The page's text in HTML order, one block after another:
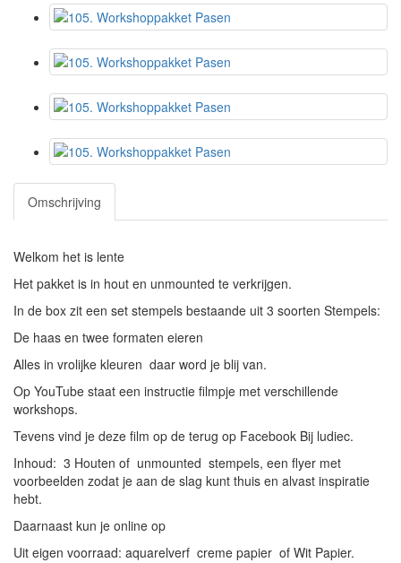
Omschrijving
Welkom het is lente
Het pakket is in hout en unmounted te verkrijgen.
In de box zit een set stempels bestaande uit 3 soorten Stempels:
De haas en twee formaten eieren
Alles in vrolijke kleuren daar word je blij van.
Op YouTube staat een instructie filmpje met verschillende
workshops.
Tevens vind je deze film op de terug op Facebook Bij ludiec.
Inhoud: 3 Houten of unmounted stempels, een flyer met
voorbeelden zodat je aan de slag kunt thuis en alvast inspiratie
hebt.
Daarnaast kun je online op
Uit eigen voorraad: aquarelverf creme papier of Wit Papier.